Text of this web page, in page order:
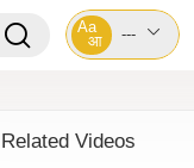
Aa
आ
---
Related Videos